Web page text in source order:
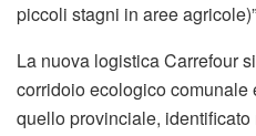
piccoli stagni in aree
La nuova logistica Carrefour
corridoio ecologico comunale
quello provinciale,